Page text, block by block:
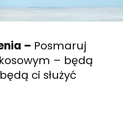
– Posmaruj
– będą
ci służyć